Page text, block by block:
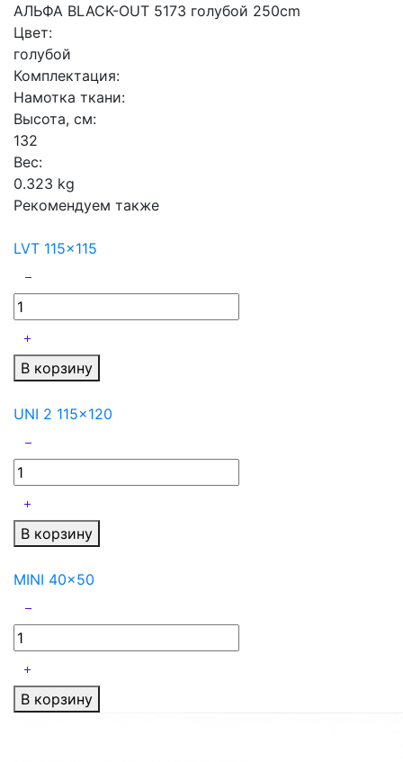
АЛЬФА BLACK-OUT 5173 голубой 250cm
Цвет:
голубой
Комплектация:
Намотка ткани:
Высота, см:
132
Вес:
0.323 kg
Рекомендуем также
LVT 115x115
В корзину
UNI 2 115x120
В корзину
MINI 40x50
В корзину